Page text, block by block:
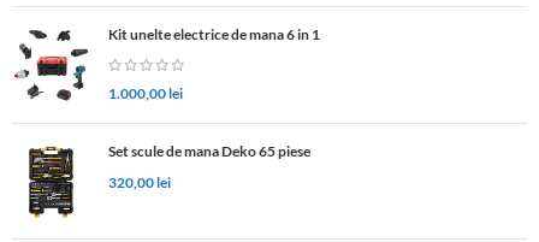
Kit unelte electrice de mana 6 in 1
1.000,00lei
Set scule de mana Deko 65 piese
320,00lei